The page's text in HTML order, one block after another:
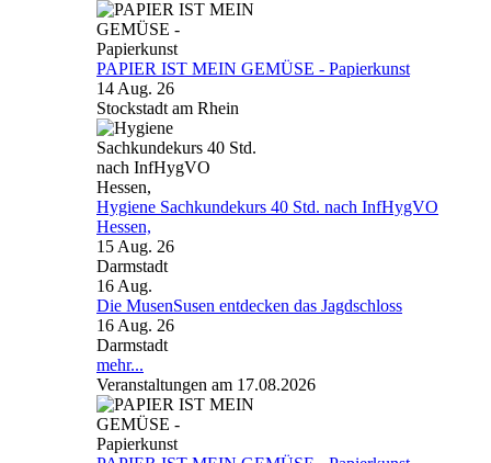
PAPIER IST MEIN GEMÜSE - Papierkunst
14 Aug. 26
Stockstadt am Rhein
Hygiene Sachkundekurs 40 Std. nach InfHygVO
Hessen,
15 Aug. 26
Darmstadt
16 Aug.
Die MusenSusen entdecken das Jagdschloss
16 Aug. 26
Darmstadt
mehr...
Veranstaltungen am 17.08.2026